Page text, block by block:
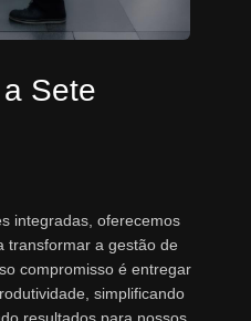
Sete
integradas, oferecemos
transformar a gestão de
compromisso é entregar
simplificando